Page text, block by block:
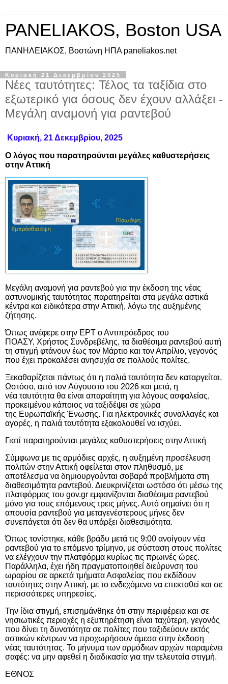
PANELIAKOS, Boston USA
ΠAΝΗΛΕΙΑΚΟΣ, Βοστώνη ΗΠΑ paneliakos.net
Κυριακή 21 Δεκεμβρίου 2025
Νέες ταυτότητες: Τέλος τα ταξίδια στο
εξωτερικό για όσους δεν έχουν αλλάξει -
Μεγάλη αναμονή για ραντεβού
Κυριακή, 21 Δεκεμβρίου, 2025
Ο λόγος που παρατηρούνται μεγάλες καθυστερήσεις
στην Αττική
Μεγάλη αναμονή για ραντεβού για την έκδοση της νέας
αστυνομικής ταυτότητας παρατηρείται στα μεγάλα αστικά
κέντρα και ειδικότερα στην Αττική, λόγω της αυξημένης
ζήτησης.
Όπως ανέφερε στην ΕΡΤ ο Αντιπρόεδρος του
ΠΟΑΣΥ, Χρήστος Συνδρεβέλης, τα διαθέσιμα ραντεβού αυτή
τη στιγμή φτάνουν έως τον Μάρτιο και τον Απρίλιο, γεγονός
που έχει προκαλέσει ανησυχία σε πολλούς πολίτες.
Ξεκαθαρίζεται πάντως ότι η παλιά ταυτότητα δεν καταργείται.
Ωστόσο, από τον Αύγουστο του 2026 και μετά, η
νέα ταυτότητα θα είναι απαραίτητη για λόγους ασφαλείας,
προκειμένου κάποιος να ταξιδέψει σε χώρα
της Ευρωπαϊκής Ένωσης. Για ηλεκτρονικές συναλλαγές και
αγορές, η παλιά ταυτότητα εξακολουθεί να ισχύει.
Γιατί παρατηρούνται μεγάλες καθυστερήσεις στην Αττική
Σύμφωνα με τις αρμόδιες αρχές, η αυξημένη προσέλευση
πολιτών στην Αττική οφείλεται στον πληθυσμό, με
αποτέλεσμα να δημιουργούνται σοβαρά προβλήματα στη
διαθεσιμότητα ραντεβού. Διευκρινίζεται ωστόσο ότι μέσω της
πλατφόρμας του gov.gr εμφανίζονται διαθέσιμα ραντεβού
μόνο για τους επόμενους τρεις μήνες. Αυτό σημαίνει ότι η
απουσία ραντεβού για μεταγενέστερους μήνες δεν
συνεπάγεται ότι δεν θα υπάρξει διαθεσιμότητα.
Όπως τονίστηκε, κάθε βράδυ μετά τις 9:00 ανοίγουν νέα
ραντεβού για το επόμενο τρίμηνο, με σύσταση στους πολίτες
να ελέγχουν την πλατφόρμα κυρίως τις πρωινές ώρες.
Παράλληλα, έχει ήδη πραγματοποιηθεί διεύρυνση του
ωραρίου σε αρκετά τμήματα Ασφαλείας που εκδίδουν
ταυτότητες στην Αττική, με το ενδεχόμενο να επεκταθεί και σε
περισσότερες υπηρεσίες.
Την ίδια στιγμή, επισημάνθηκε ότι στην περιφέρεια και σε
νησιωτικές περιοχές η εξυπηρέτηση είναι ταχύτερη, γεγονός
που δίνει τη δυνατότητα σε πολίτες που ταξιδεύουν εκτός
αστικών κέντρων να προχωρήσουν άμεσα στην έκδοση
νέας ταυτότητας. Το μήνυμα των αρμόδιων αρχών παραμένει
σαφές: να μην αφεθεί η διαδικασία για την τελευταία στιγμή.
ΕΘΝΟΣ